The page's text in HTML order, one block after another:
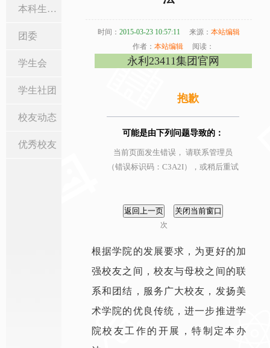
本科生工作
团委
学生会
学生社团
校友动态
优秀校友
时间： 2015-03-23 10:57:11 来源： 本站编辑
作者： 本站编辑 阅读：
永利23411集团官网
抱歉
可能是由下列问题导致的：
当前页面发生错误， 请联系管理员
（错误标识码：C3A2I），或稍后重试
次
根据学院的发展要求，为更好的加
强校友之间，校友与母校之间的联
系和团结，服务广大校友，发扬美
术学院的优良传统，进一步推进学
院校友工作的开展，特制定本办